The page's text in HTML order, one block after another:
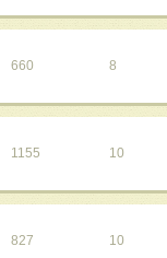
660 8
1155 10
827 10